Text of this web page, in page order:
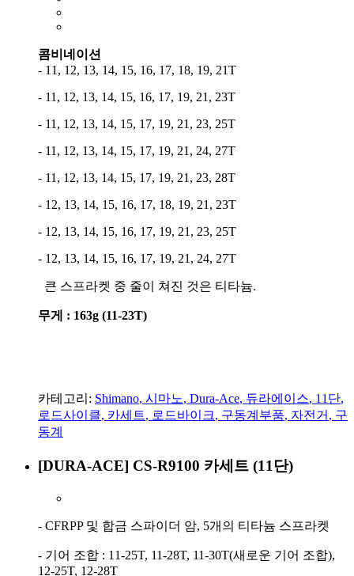
콤비네이션
- 11, 12, 13, 14, 15, 16, 17, 18, 19, 21T
- 11, 12, 13, 14, 15, 16, 17, 19, 21, 23T
- 11, 12, 13, 14, 15, 17, 19, 21, 23, 25T
- 11, 12, 13, 14, 15, 17, 19, 21, 24, 27T
- 11, 12, 13, 14, 15, 17, 19, 21, 23, 28T
- 12, 13, 14, 15, 16, 17, 18, 19, 21, 23T
- 12, 13, 14, 15, 16, 17, 19, 21, 23, 25T
- 12, 13, 14, 15, 16, 17, 19, 21, 24, 27T
큰 스프라켓 중 줄이 쳐진 것은 티타늄.
무게 : 163g (11-23T)
카테고리: Shimano, 시마노, Dura-Ace, 듀라에이스, 11단,
로드사이클, 카세트, 로드바이크, 구동계부품, 자전거 , 구
동계
[DURA-ACE] CS-R9100 카세트 (11단)
- CFRPP 및 합금 스파이더 암, 5개의 티타늄 스프라켓
- 기어 조합 : 11-25T, 11-28T, 11-30T(새로운 기어 조합),
12-25T, 12-28T